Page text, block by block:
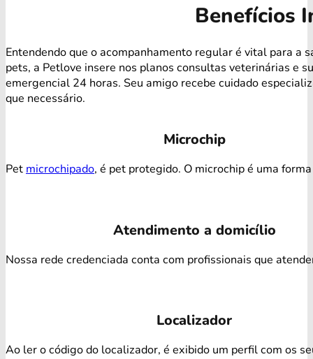
Benefícios
Entendendo que o acompanhamento regular é vital para a
pets, a Petlove insere nos planos consultas veterinárias e
emergencial 24 horas. Seu amigo recebe cuidado
que necessário.
Microchip
Pet microchipado, é pet protegido. O microchip é uma
Atendimento a domicílio
Nossa rede credenciada conta com profissionais que
Localizador
Ao ler o código do localizador, é exibido um perfil com os